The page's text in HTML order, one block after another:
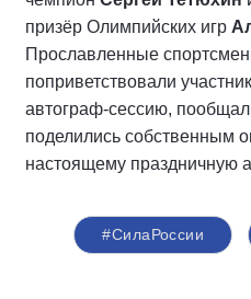
призёр Олимпийских игр
Прославленные
поприветствовали
автограф-сессию,
поделились собственным
настоящему праздничную
#СилаРоссии